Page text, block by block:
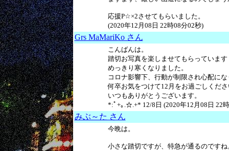
応援P☆×2させてもらいました。
(2020年12月08日 22時08分02秒)
Grs MaMariKo さん
こんばんは。
踏切お写真を楽しませてもらっています
めっきり寒くなりました。
コロナ影響下、行動が制限され心配に
何卒お気をつけて12月をお過ごしくだ
いつもありがとうございます。
*:ﾟ+｡.☆.+* 12/8日 (2020年12月08日 22
みぶ～た さん
今晩は。
小さな踏切ですが、特急が通るのですね